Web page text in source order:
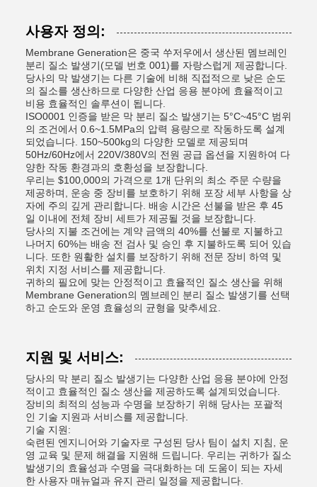
사용자 정의:
Membrane Generation은 중국 쑤저우에서 생산된 멤브레인
분리 질소 발생기(모델 번호 001)를 자랑스럽게 제공합니다.
당사의 막 발생기는 다른 기술에 비해 직접적으로 낮은 순도
의 질소를 생산하므로 다양한 산업 응용 분야에 효율적이고
비용 효율적인 솔루션이 됩니다.
ISO0001 인증을 받은 막 분리 질소 발생기는 5°C~45°C 범위
의 조건에서 0.6~1.5MPa의 압력 용량으로 작동하도록 설계
되었습니다. 150~500kg의 다양한 모델로 제공되며
50Hz/60Hz에서 220V/380V의 전원 공급 옵션을 지원하여 다
양한 작동 환경과의 호환성을 보장합니다.
우리는 $100,000의 가격으로 1개 단위의 최소 주문 수량을
제공하며, 운송 중 장비를 보호하기 위해 포장 세부 사항을 상
자에 주의 깊게 관리합니다. 배송 시간은 선불을 받은 후 45
일 이내에 전체 장비 세트가 제공될 것을 보장합니다.
당사의 지불 조건에는 계약 금액의 40%를 선불로 지불하고
나머지 60%는 배송 전 검사 및 승인 후 지불하도록 되어 있습
니다. 또한 원활한 설치를 보장하기 위해 전문 장비 하역 및
위치 지정 서비스를 제공합니다.
귀하의 필요에 맞는 안정적이고 효율적인 질소 생산을 위해
Membrane Generation의 멤브레인 분리 질소 발생기를 선택
하고 순도와 운영 효율성의 균형을 맞추세요.
지원 및 서비스:
당사의 막 분리 질소 발생기는 다양한 산업 응용 분야에 안정
적이고 효율적인 질소 생산을 제공하도록 설계되었습니다.
장비의 최적의 성능과 수명을 보장하기 위해 당사는 포괄적
인 기술 지원과 서비스를 제공합니다.
기술 지원:
숙련된 엔지니어와 기술자로 구성된 당사 팀이 설치 지침, 운
영 교육 및 문제 해결을 지원해 드립니다. 우리는 귀하가 질소
발생기의 효율성과 수명을 극대화하는 데 도움이 되는 자세
한 사용자 매뉴얼과 유지 관리 일정을 제공합니다.